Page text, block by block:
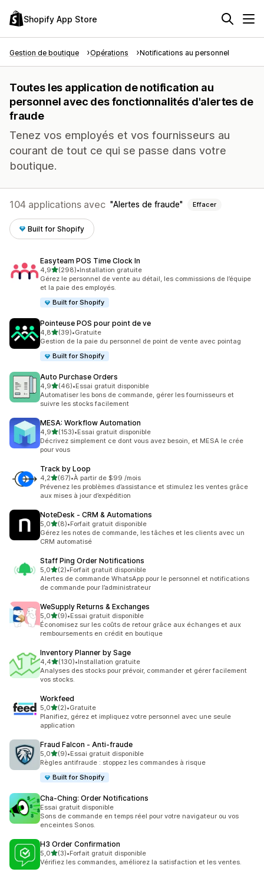
Shopify App Store
Gestion de boutique Opérations Notifications au personnel
Toutes les application de notification au
personnel avec des fonctionnalités d'alertes de
fraude
Tenez vos employés et vos fournisseurs au
courant de tout ce qui se passe dans votre
boutique.
104 applications avec Alertes de fraude Effacer
Built for Shopify
Easyteam POS Time Clock In
4,9étoile(s) sur 5
(298)
298 avis au total
•Installation gratuite
Gérez le personnel de vente au détail, les commissions de l’équipe
et la paie des employés.
Built for Shopify
Pointeuse POS pour point de ve
4,8étoile(s) sur 5
(39)
39 avis au total
•Gratuite
Gestion de la paie du personnel de point de vente avec pointag
Built for Shopify
Auto Purchase Orders
4,9étoile(s) sur 5
(46)
46 avis au total
•Essai gratuit disponible
Automatiser les bons de commande, gérer les fournisseurs et
suivre les stocks facilement
MESA: Workflow Automation
4,9étoile(s) sur 5
(153)
153 avis au total
•Essai gratuit disponible
Décrivez simplement ce dont vous avez besoin, et MESA le crée
pour vous
Track by Loop
4,2étoile(s) sur 5
(67)
67 avis au total
•À partir de $99 /mois
Prévenez les problèmes d’assistance et stimulez les ventes grâce
aux mises à jour d’expédition
NoteDesk ‑ CRM & Automations
5,0étoile(s) sur 5
(8)
8 avis au total
•Forfait gratuit disponible
Gérez les notes de commande, les tâches et les clients avec un
CRM automatisé
Staff Ping Order Notifications
5,0étoile(s) sur 5
(2)
2 avis au total
•Forfait gratuit disponible
Alertes de commande WhatsApp pour le personnel et notifications
de commande pour l’administrateur
WeSupply Returns & Exchanges
5,0étoile(s) sur 5
(9)
9 avis au total
•Essai gratuit disponible
Économisez sur les coûts de retour grâce aux échanges et aux
remboursements en crédit en boutique
Inventory Planner by Sage
4,4étoile(s) sur 5
(130)
130 avis au total
•Installation gratuite
Analyses des stocks pour prévoir, commander et gérer facilement
vos stocks.
Workfeed
5,0étoile(s) sur 5
(2)
2 avis au total
•Gratuite
Planifiez, gérez et impliquez votre personnel avec une seule
application
Fraud Falcon ‑ Anti‑fraude
5,0étoile(s) sur 5
(9)
9 avis au total
•Essai gratuit disponible
Règles antifraude : stoppez les commandes à risque
Built for Shopify
Cha‑Ching: Order Notifications
Essai gratuit disponible
Sons de commande en temps réel pour votre navigateur ou vos
enceintes Sonos.
H3 Order Confirmation
5,0étoile(s) sur 5
(3)
3 avis au total
•Forfait gratuit disponible
Vérifiez les commandes, améliorez la satisfaction et les ventes.